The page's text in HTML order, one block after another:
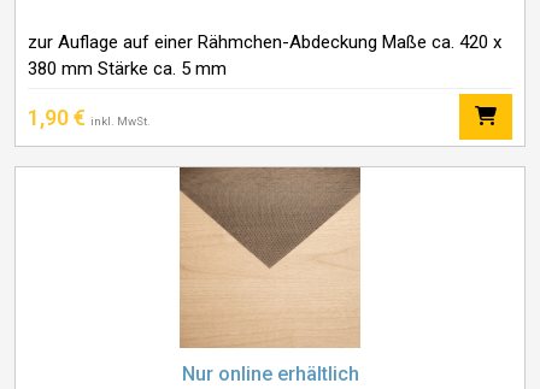
zur Auflage auf einer Rähmchen-Abdeckung Maße ca. 420 x
380 mm Stärke ca. 5 mm
1,90€ inkl. MwSt.
Nur online erhältlich